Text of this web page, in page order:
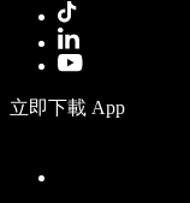
立即下載 App